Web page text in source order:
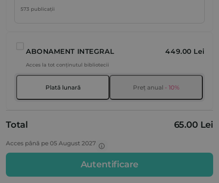
573 publicații
ABONAMENT INTEGRAL 449.00 Lei
Acces la tot conținutul bibliotecii
Plată lunară Preț anual - 10%
Total 65.00 Lei
Acces până pe 05 August 2027
Autentificare